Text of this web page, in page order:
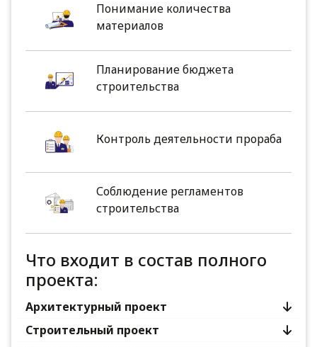
Понимание количества
материалов
Планирование бюджета
строительства
Контроль деятельности прораба
Соблюдение регламентов
строительства
Что входит в состав полного
проекта:
Архитектурный проект
Строительный проект